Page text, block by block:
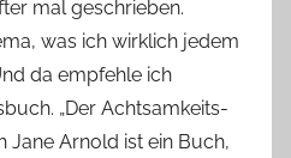
n
n
e
mal geschrieben.
was ich wirklich jedem
da empfehle ich
„Der Achtsamkeits-
Jane Arnold ist ein Buch,